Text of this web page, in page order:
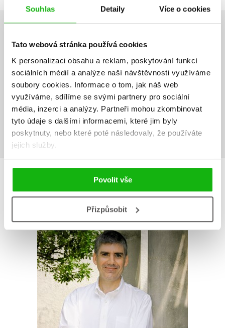
Souhlas Detaily Více o cookies
Tato webová stránka používá cookies
K personalizaci obsahu a reklam, poskytování funkcí
sociálních médií a analýze naší návštěvnosti využíváme
soubory cookies. Informace o tom, jak náš web
využíváme, sdílíme se svými partnery pro sociální
média, inzerci a analýzy. Partneři mohou zkombinovat
tyto údaje s dalšími informacemi, které jim byly
poskytnuty, nebo které poté následovaly, že používáte
jejich služby.
Povolit vše
Přizpůsobit
V současné době nejsou vytvořena žádná uživatelská hodnocení.
Vaše hodnocení
Uživatelskou recenzi mohou vkládat pouze registrovaní uživatelé
Přihlásit
AUTOR KNIHY